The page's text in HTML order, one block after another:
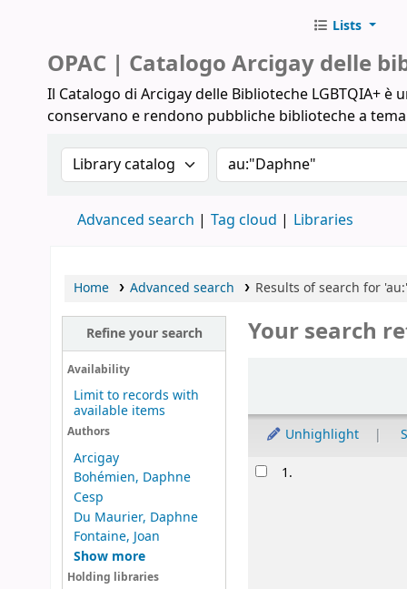
Biblioteche Arcigay
Lists
OPAC | Catalogo Arcigay delle
Il Catalogo di Arcigay delle Biblioteche LGBTQIA+
conservano e rendono pubbliche biblioteche a tema
Search the catalog by:Search the catalog
Advanced search Tag cloud Libraries
Home Advanced search Results of search for
Refine your search
Availability
Limit to records with
available items
Authors
Arcigay
Bohémien, Daphne
Cesp
Du Maurier, Daphne
Fontaine, Joan
Show more
Holding libraries
Your search
Unhighlight
Results1.